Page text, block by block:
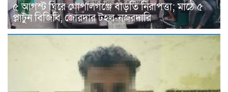
৫ আগস্ট ঘিরে গোপালগঞ্জে বাড়তি নিরাপত্তা; মাঠে ৫
প্লাটুন বিজিবি, জোরদার টহল-নজরদারি